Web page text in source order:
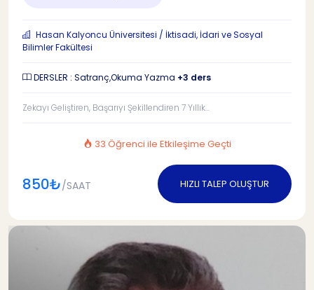
Hasan Kalyoncu Üniversitesi / İktisadi, İdari ve Sosyal
Bilimler Fakültesi
DERSLER : Satranç,Okuma Yazma +3 ders
Zekayı Geliştiren, Başarıyı Şekillendiren 7 Yıllık...
33 Öğrenci ile Etkileşime Geçti
850₺/SAAT HIZLI TALEP OLUŞTUR